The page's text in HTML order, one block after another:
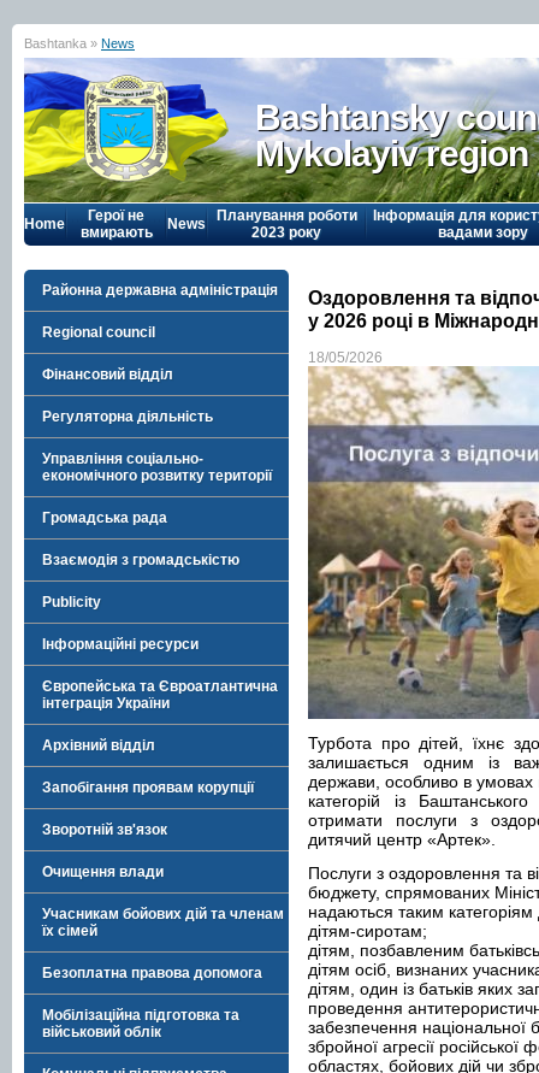
Bashtanka » News
Bashtansky
Mykolayiv region
Home
Герої не
вмирають
News
Планування роботи
2023 року
Інформація для
вадами зору
Районна державна адміністрація
Regional council
Фінансовий відділ
Регуляторна діяльність
Управління соціально-
економічного розвитку території
Громадська рада
Взаємодія з громадськістю
Publicity
Інформаційні ресурси
Європейська та Євроатлантична
інтеграція України
Архівний відділ
Запобігання проявам корупції
Зворотній зв'язок
Очищення влади
Учасникам бойових дій та членам
їх сімей
Безоплатна правова допомога
Мобілізаційна підготовка та
військовий облік
Оздоровлення та
у 2026 році в
18/05/2026
Турбота про дітей, їхнє
залишається одним із
держави, особливо в умовах
категорій із
отримати послуги з
дитячий центр «Артек».
Послуги з оздоровлення та
бюджету, спрямованих
надаються таким категоріям
дітям-сиротам;
дітям, позбавленим
дітям осіб, визнаних
дітям, один із батьків яких
проведення
забезпечення національної
збройної агресії російської
областях, бойових дій чи